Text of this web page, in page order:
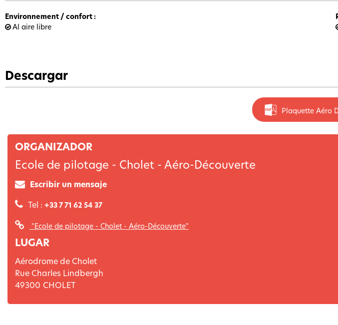
Environnement / confort :
Al aire libre
Descargar
Plaquette Aéro
ORGANIZADOR
Ecole de pilotage - Cholet - Aéro-Découverte
Escribir un mensaje
Tel : +33 7 71 62 54 37
"Ecole de pilotage - Cholet - Aéro-Découverte"
LUGAR
Aérodrome de Cholet
Rue Charles Lindbergh
49300 CHOLET